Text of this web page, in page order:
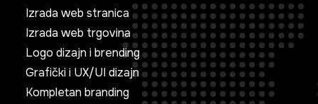
Izrada web stranica
Izrada web trgovina
Logo dizajn i brending
Grafički i UX/UI dizajn
Kompletan branding